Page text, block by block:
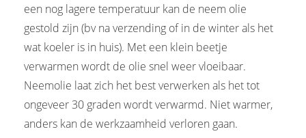
een nog lagere temperatuur kan de neem olie
gestold zijn (bv na verzending of in de winter als het
wat koeler is in huis). Met een klein beetje
verwarmen wordt de olie snel weer vloeibaar.
Neemolie laat zich het best verwerken als het tot
ongeveer 30 graden wordt verwarmd. Niet warmer,
anders kan de werkzaamheid verloren gaan.